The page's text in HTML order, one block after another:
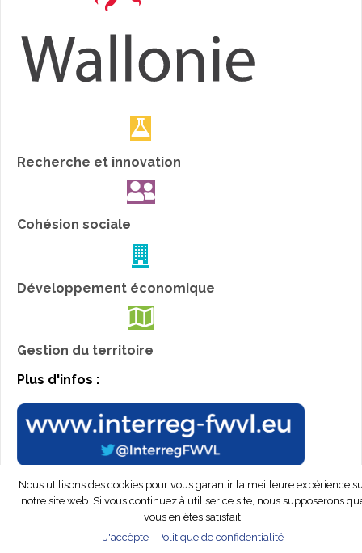
Recherche et innovation
Cohésion sociale
Développement économique
Gestion du territoire
Plus d'infos :
© Interreg Peps 2019. All rights reserved.Création de
sites Internet EasyConcept™
Nous utilisons des cookies pour vous garantir la meilleure expérience
notre site web. Si vous continuez à utiliser ce site, nous supposerons
vous en êtes satisfait.
J'accèpte
Politique de confidentialité